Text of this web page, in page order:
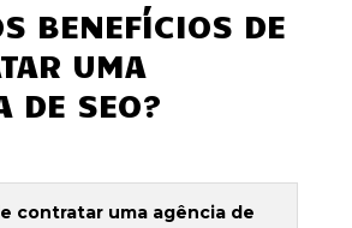
BENEFÍCIOS DE
UMA
DE SEO?
contratar uma agência de